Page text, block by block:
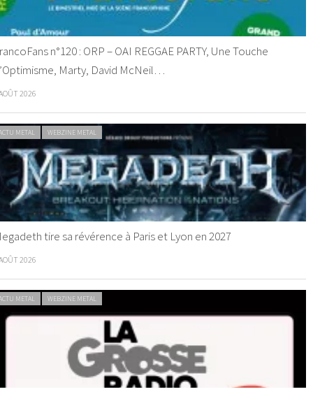
n°120 : ORP – OAI REGGAE PARTY, Une Touche
Marty, David McNeil…
2026
METAL WEBZINE METAL
tire sa révérence à Paris et Lyon en 2027
2026
METAL WEBZINE METAL